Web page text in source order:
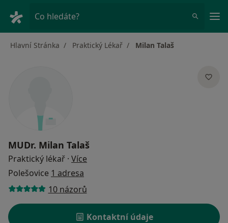
Co hledáte?
Hlavní Stránka Praktický Lékař Milan Talaš
MUDr. Milan Talaš
Praktický lékař · Více
Polešovice 1 adresa
10 názorů
Kontaktní údaje